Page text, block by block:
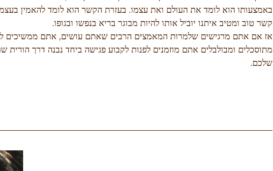
באמצעותו הוא לומד את העולם ואת עצמו. בעזרת הקשר הוא לומד להאמין בעצמו
קשר טוב ומטיב איתנו יוביל אותו להיות מבוגר בריא בנפשו ובגופו.
אז אם אתם מרגישים שלמרות המאמצים הרבים שאתם עושים, אתם ממשיכים
מתוסכלים ומבולבלים אתם מוזמנים לפנות לקבוע פגישה ביחד נבנה דרך הורית
שלכם.